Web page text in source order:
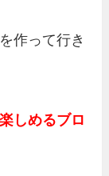
作って行き
しめるブロ